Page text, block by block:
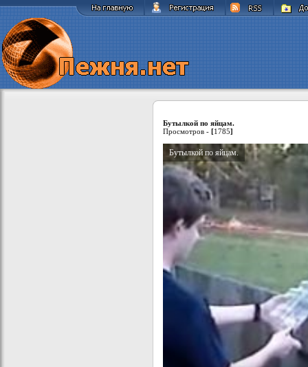
Бутылкой по яйцам.
Просмотров - [1785]
Бутылкой по яйцам.